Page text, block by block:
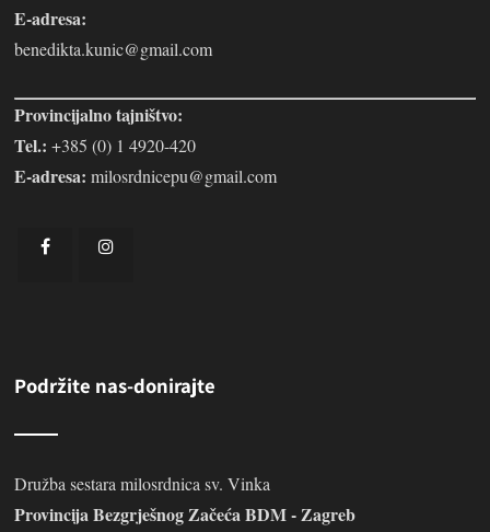
E-adresa:
benedikta.kunic@gmail.com
Provincijalno tajništvo:
Tel.:+385 (0) 1 4920-420
E-adresa:milosrdnicepu@gmail.com
Podržite nas-donirajte
Družba sestara milosrdnica sv. Vinka
Provincija Bezgrješnog Začeća BDM - Zagreb